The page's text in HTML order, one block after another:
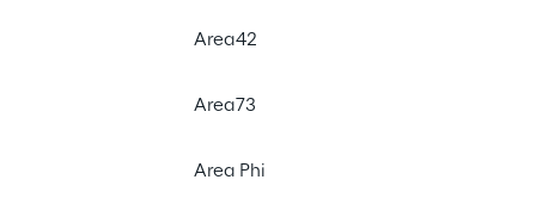
Area42
Area73
Area Phi
i